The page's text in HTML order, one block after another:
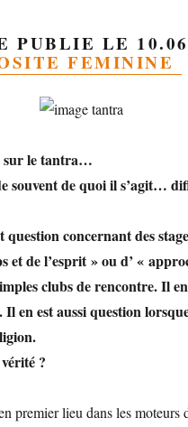
PUBLIE LE
FEMININE
sur le tantra…
souvent de quoi il s’agit…
question concernant des
et de l’esprit » ou d’ «
clubs de rencontre. Il
Il en est aussi question
?
premier lieu dans les moteurs